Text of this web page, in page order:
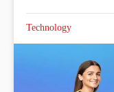
Technology